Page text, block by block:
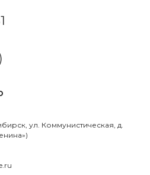
ул. Коммунистическая, д.